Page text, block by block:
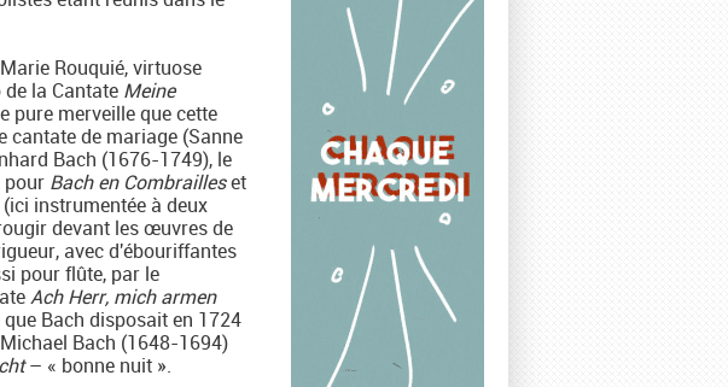
Rouquié, virtuose
la Cantate Meine
pure merveille que cette
cantate de mariage (Sanne
Bach (1676-1749), le
pour Bach en Combrailleset
instrumentée à deux
devant les œuvres de
avec d'ébouriffantes
pour flûte, par le
Ach Herr, mich armen
Bach disposait en 1724
Bach (1648-1694)
– « bonne nuit ».